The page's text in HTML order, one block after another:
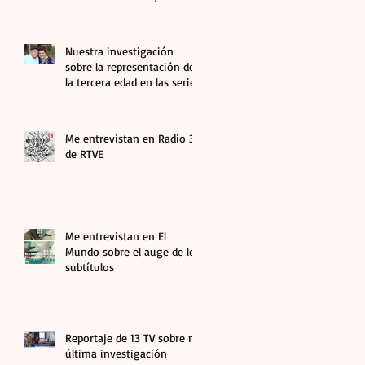
Nuestra investigación
sobre la representación de
la tercera edad en las series
Me entrevistan en Radio 3
de RTVE
Me entrevistan en El
Mundo sobre el auge de los
subtítulos
Reportaje de 13 TV sobre mi
última investigación